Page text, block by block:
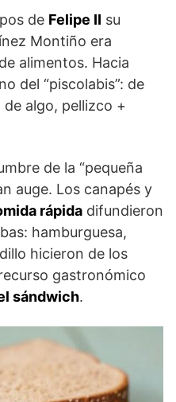
de Felipe II su
Montiño era
alimentos. Hacia
del “piscolabis”: de
de algo, pellizco +
de la “pequeña
auge. Los canapés y
rápida difundieron
hamburguesa,
hicieron de los
gastronómico
sándwich.